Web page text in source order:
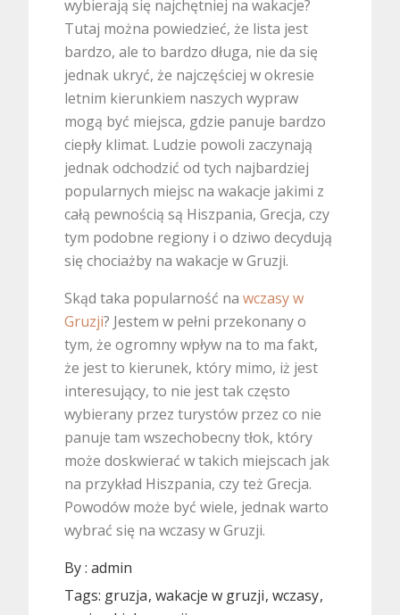
wybierają się najchętniej na wakacje?
Tutaj można powiedzieć, że lista jest
bardzo, ale to bardzo długa, nie da się
jednak ukryć, że najczęściej w okresie
letnim kierunkiem naszych wypraw
mogą być miejsca, gdzie panuje bardzo
ciepły klimat. Ludzie powoli zaczynają
jednak odchodzić od tych najbardziej
popularnych miejsc na wakacje jakimi z
całą pewnością są Hiszpania, Grecja, czy
tym podobne regiony i o dziwo decydują
się chociażby na wakacje w Gruzji.
Skąd taka popularność nawczasy w
Gruzji? Jestem w pełni przekonany o
tym, że ogromny wpływ na to ma fakt,
że jest to kierunek, który mimo, iż jest
interesujący, to nie jest tak często
wybierany przez turystów przez co nie
panuje tam wszechobecny tłok, który
może doskwierać w takich miejscach jak
na przykład Hiszpania, czy też Grecja.
Powodów może być wiele, jednak warto
wybrać się na wczasy w Gruzji.
By :admin
Tags: gruzja wakacje w gruzji wczasy